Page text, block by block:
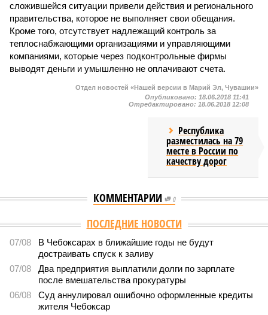
сложившейся ситуации привели действия и регионального
правительства, которое не выполняет свои обещания.
Кроме того, отсутствует надлежащий контроль за
теплоснабжающими организациями и управляющими
компаниями, которые через подконтрольные фирмы
выводят деньги и умышленно не оплачивают счета.
Отдел новостей «Нашей версии в Марий Эл, Чувашии»
Опубликовано: 18.06.2018 11:41
Отредактировано: 18.06.2018 12:08
Республика
разместилась на 79
месте в России по
качеству дорог
КОММЕНТАРИИ 0
ПОСЛЕДНИЕ НОВОСТИ
07/08
В Чебоксарах в ближайшие годы не будут
достраивать спуск к заливу
07/08
Два предприятия выплатили долги по зарплате
после вмешательства прокуратуры
06/08
Суд аннулировал ошибочно оформленные кредиты
жителя Чебоксар